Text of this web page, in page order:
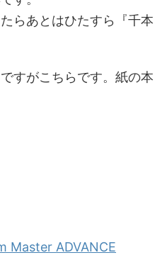
らあとはひたすら『千本
すがこちらです。紙の本
Master ADVANCE